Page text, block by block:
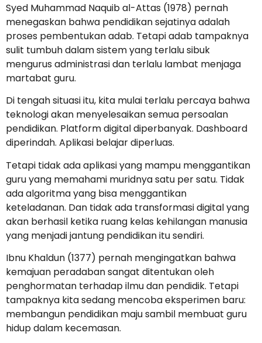
Syed Muhammad Naquib al-Attas (1978) pernah
menegaskan bahwa pendidikan sejatinya adalah
proses pembentukan adab. Tetapi adab tampaknya
sulit tumbuh dalam sistem yang terlalu sibuk
mengurus administrasi dan terlalu lambat menjaga
martabat guru.
Di tengah situasi itu, kita mulai terlalu percaya bahwa
teknologi akan menyelesaikan semua persoalan
pendidikan. Platform digital diperbanyak. Dashboard
diperindah. Aplikasi belajar diperluas.
Tetapi tidak ada aplikasi yang mampu menggantikan
guru yang memahami muridnya satu per satu. Tidak
ada algoritma yang bisa menggantikan
keteladanan. Dan tidak ada transformasi digital yang
akan berhasil ketika ruang kelas kehilangan manusia
yang menjadi jantung pendidikan itu sendiri.
Ibnu Khaldun (1377) pernah mengingatkan bahwa
kemajuan peradaban sangat ditentukan oleh
penghormatan terhadap ilmu dan pendidik. Tetapi
tampaknya kita sedang mencoba eksperimen baru:
membangun pendidikan maju sambil membuat guru
hidup dalam kecemasan.